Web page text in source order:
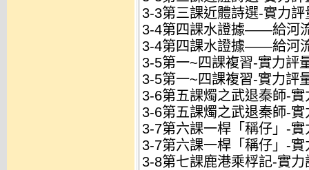
3-3第三課近體詩選-實力
3-4第四課水證據——給河
3-4第四課水證據——給河
3-5第一~四課複習-實力評
3-5第一~四課複習-實力評
3-6第五課燭之武退秦師-實
3-6第五課燭之武退秦師-
3-7第六課一桿「稱仔」-實
3-7第六課一桿「稱仔」-
3-8第七課鹿港乘桴記-實力